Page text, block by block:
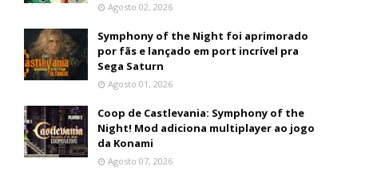
Agosto 02, 2026
Symphony of the Night foi aprimorado
por fãs e lançado em port incrível pra
Sega Saturn
Agosto 01, 2026
Coop de Castlevania: Symphony of the
Night! Mod adiciona multiplayer ao jogo
da Konami
Agosto 07, 2026